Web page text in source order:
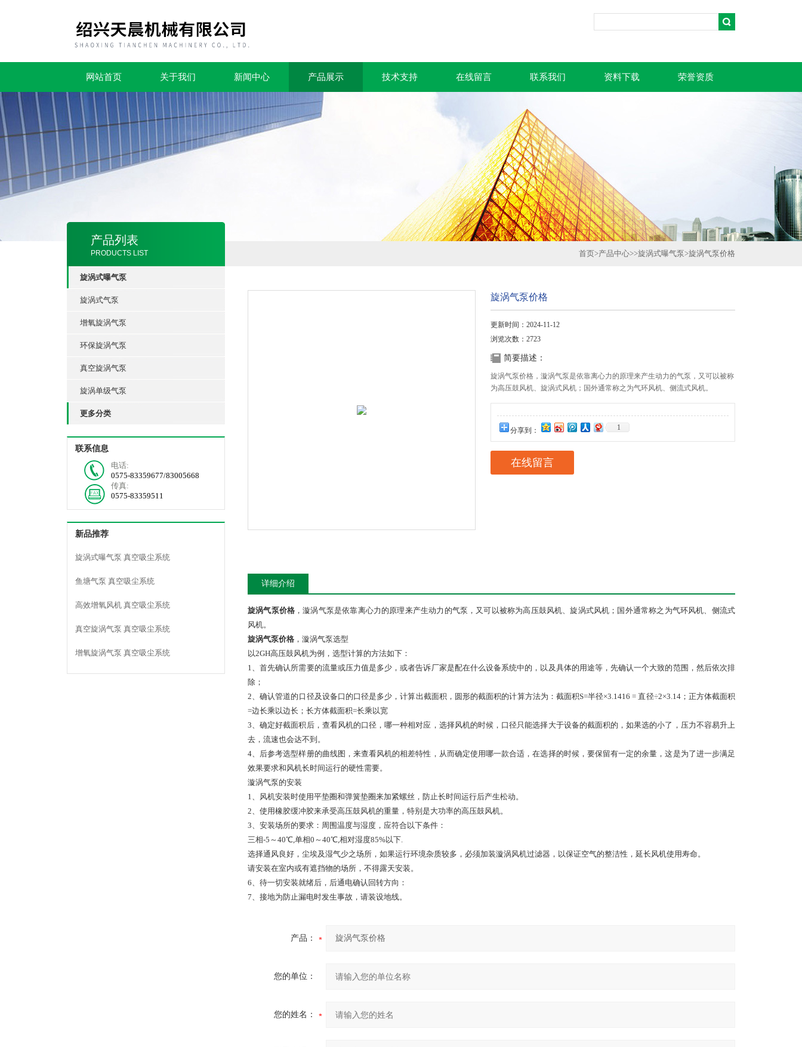
网站首页 关于我们 新闻中心 产品展示 技术支持 在线留言 联系我们 资料下载 荣誉资质
产品列表
PRODUCTS LIST
旋涡式曝气泵
旋涡式气泵
增氧旋涡气泵
环保旋涡气泵
真空旋涡气泵
旋涡单级气泵
更多分类
联系信息
电话:
0575-83359677/83005668
传真:
0575-83359511
新品推荐
旋涡式曝气泵 真空吸尘系统
鱼塘气泵 真空吸尘系统
高效增氧风机 真空吸尘系统
真空旋涡气泵 真空吸尘系统
增氧旋涡气泵 真空吸尘系统
首页>产品中心>>旋涡式曝气泵>旋涡气泵价格
旋涡气泵价格
更新时间：2024-11-12
浏览次数：2723
简要描述：
旋涡气泵价格，漩涡气泵是依靠离心力的原理来产生动力的气泵，又可以被称
为高压鼓风机、旋涡式风机；国外通常称之为气环风机、侧流式风机。
分享到： 1
在线留言
详细介绍
旋涡气泵价格 ，漩涡气泵是依靠离心力的原理来产生动力的气泵，又可以被称为高压鼓风机、旋涡式风机；国外通常称之为气环风机、侧流式
风机。
旋涡气泵价格 ，漩涡气泵选型
以2GH高压鼓风机为例，选型计算的方法如下：
1、首先确认所需要的流量或压力值是多少，或者告诉厂家是配在什么设备系统中的，以及具体的用途等，先确认一个大致的范围，然后依次排
除；
2、确认管道的口径及设备口的口径是多少，计算出截面积，圆形的截面积的计算方法为：截面积S=半径×3.1416 = 直径÷2×3.14；正方体截面积
=边长乘以边长；长方体截面积=长乘以宽
3、确定好截面积后，查看风机的口径，哪一种相对应，选择风机的时候，口径只能选择大于设备的截面积的，如果选的小了，压力不容易升上
去，流速也会达不到。
4、后参考选型样册的曲线图，来查看风机的相差特性，从而确定使用哪一款合适，在选择的时候，要保留有一定的余量，这是为了进一步满足
效果要求和风机长时间运行的硬性需要。
漩涡气泵的安装
1、风机安装时使用平垫圈和弹簧垫圈来加紧螺丝，防止长时间运行后产生松动。
2、使用橡胶缓冲胶来承受高压鼓风机的重量，特别是大功率的高压鼓风机。
3、安装场所的要求：周围温度与湿度，应符合以下条件：
三相-5～40℃,单相0～40℃,相对湿度85%以下.
选择通风良好，尘埃及湿气少之场所，如果运行环境杂质较多，必须加装漩涡风机过滤器，以保证空气的整洁性，延长风机使用寿命。
请安装在室内或有遮挡物的场所，不得露天安装。
6、待一切安装就绪后，后通电确认回转方向：
7、接地为防止漏电时发生事故，请装设地线。
产品：
您的单位：
您的姓名：